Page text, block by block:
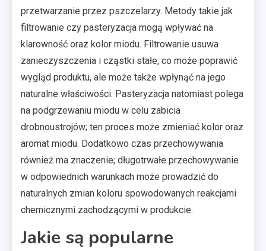
przetwarzanie przez pszczelarzy. Metody takie jak
filtrowanie czy pasteryzacja mogą wpływać na
klarowność oraz kolor miodu. Filtrowanie usuwa
zanieczyszczenia i cząstki stałe, co może poprawić
wygląd produktu, ale może także wpłynąć na jego
naturalne właściwości. Pasteryzacja natomiast polega
na podgrzewaniu miodu w celu zabicia
drobnoustrojów; ten proces może zmieniać kolor oraz
aromat miodu. Dodatkowo czas przechowywania
również ma znaczenie; długotrwałe przechowywanie
w odpowiednich warunkach może prowadzić do
naturalnych zmian koloru spowodowanych reakcjami
chemicznymi zachodzącymi w produkcie.
Jakie są popularne